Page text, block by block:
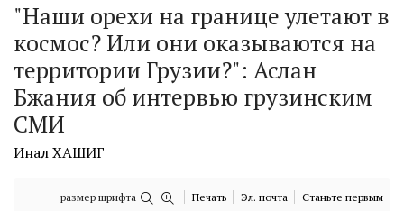
"Наши орехи на границе улетают в
космос? Или они оказываются на
территории Грузии?": Аслан
Бжания об интервью грузинским
СМИ
Инал ХАШИГ
размер шрифта Печать Эл. почта
Станьте первым